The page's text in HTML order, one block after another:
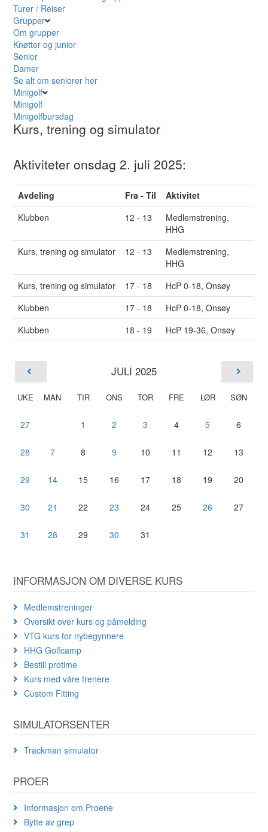
Turer / Reiser
Grupper
Om grupper
Knøtter og junior
Senior
Damer
Se alt om seniorer her
Minigolf
Minigolf
Minigolfbursdag
Kurs, trening og simulator
Aktiviteter onsdag 2. juli 2025:
Avdeling Fra - Til
Aktivitet
Klubben
12 - 13
Medlemstrening,
HHG
Kurs, trening og simulator
12 - 13
Medlemstrening,
HHG
Kurs, trening og simulator
17 - 18
HcP 0-18, Onsøy
Klubben
17 - 18
HcP 0-18, Onsøy
Klubben
18 - 19 HcP 19-36, Onsøy
JULI 2025
UKE MAN TIR ONS TOR FRE LØR SØN
27 1 2 3 4 5 6
28 7 8 9 10 11 12 13
29 14 15 16 17 18 19 20
30 21 22 23 24 25 26 27
31 28 29 30 31
INFORMASJON OM DIVERSE KURS
Medlemstreninger
Oversikt over kurs og påmelding
VTG kurs for nybegynnere
HHG Golfcamp
Bestill protime
Kurs med våre trenere
Custom Fitting
SIMULATORSENTER
Trackman simulator
PROER
Informasjon om Proene
Bytte av grep